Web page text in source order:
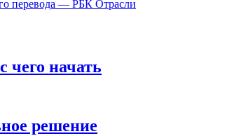
перевода — РБК Отрасли
чего начать
решение